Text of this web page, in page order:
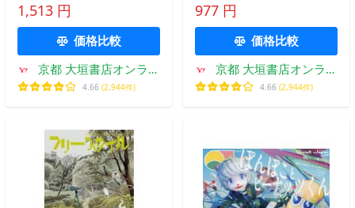
1,513 円
価格比較
京都 大垣書店オンライ
ン
4.66 (2,944件)
977 円
価格比較
京都 大垣書店オンライ
ン
4.66 (2,944件)